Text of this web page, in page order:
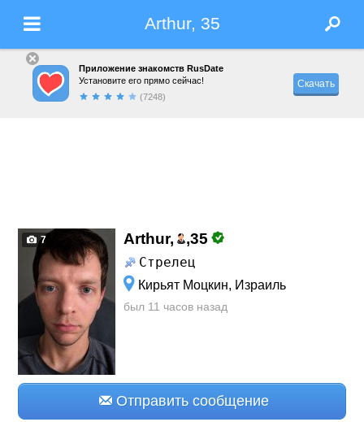
Arthur, 35
Приложение знакомств RusDate
Установите его прямо сейчас!
(7248)
Скачать
7 Arthur, ,35
Стрелец
Кирьят Моцкин, Израиль
был 11 часов назад
Отправить сообщение